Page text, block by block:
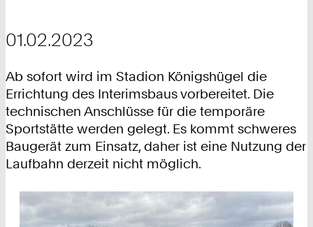
01.02.2023
Ab sofort wird im Stadion Königshügel die
Errichtung des Interimsbaus vorbereitet. Die
technischen Anschlüsse für die temporäre
Sportstätte werden gelegt. Es kommt schweres
Baugerät zum Einsatz, daher ist eine Nutzung der
Laufbahn derzeit nicht möglich.